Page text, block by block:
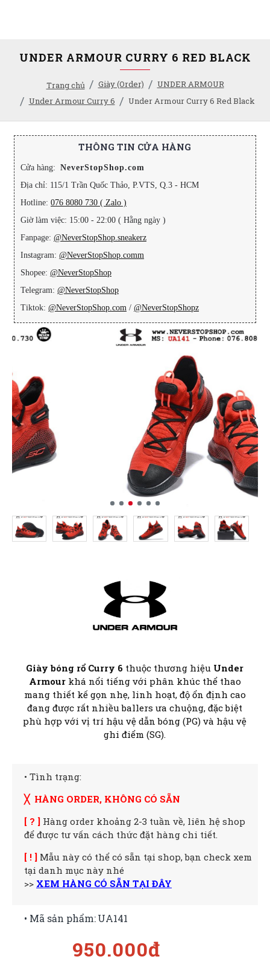
Trang chủ Giày (Order)
UNDER ARMOUR
Under Armour Curry 6
Under Armour Curry 6 Red Black
UNDER ARMOUR CURRY 6 RED BLACK
THÔNG TIN CỬA HÀNG
Cửa hàng: NeverStopShop.com
Địa chỉ: 115/1 Trần Quốc Thảo, P.VTS, Q.3 - HCM
Hotline: 076 8080 730 ( Zalo )
Giờ làm việc: 15:00 - 22:00 ( Hằng ngày )
Fanpage: @NeverStopShop.sneakerz
Instagram: @NeverStopShop.comm
Shopee: @NeverStopShop
Telegram: @NeverStopShop
Tiktok: @NeverStopShop.com / @NeverStopShopz
Giày bóng rổ Curry 6 thuộc thương hiệu Under
Armourkhá nổi tiếng với phân khúc thể thao
mang thiết kế gọn nhẹ, linh hoạt, độ ổn định cao
đang được rất nhiều ballers ưa chuộng, đặc biệt
phù hợp với vị trí hậu vệ dẫn bóng (PG) và hậu vệ
ghi điểm (SG).
• Tình trạng:
╳ HÀNG ORDER, KHÔNG CÓ SẴN
[ ? ] Hàng order khoảng 2-3 tuần về, liên hệ shop
để được tư vấn cách thức đặt hàng chi tiết.
[ ! ] Mẫu này có thể có sẵn tại shop, bạn check xem
tại danh mục này nhé
>> XEM HÀNG CÓ SẴN TẠI ĐÂY
950.000đ
• Mã sản phẩm:UA141